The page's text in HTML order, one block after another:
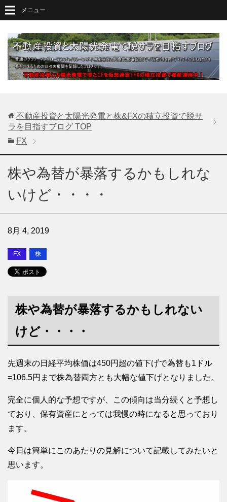
メニュー
不動産投資と太陽光発電と株&FXの積立投資で脱サ
ラを目指すブログ TOP
FX
株や為替が暴落するかもしれな
いけど・・・・
8月 4, 2019
FX 株
株や為替が暴落するかもしれない
けど・・・・
先週末の日経平均株価は450円超の値下げで為替も1ドル
=106.5円まで株為替両方とも大幅な値下げとなりました。
完全に個人的な予想ですが、この傾向は当分続くと予想し
ており、保有資産にとっては我慢の時になると思っており
ます。
今日は簡単にこのあたりの見解について記載してみたいと
思います。